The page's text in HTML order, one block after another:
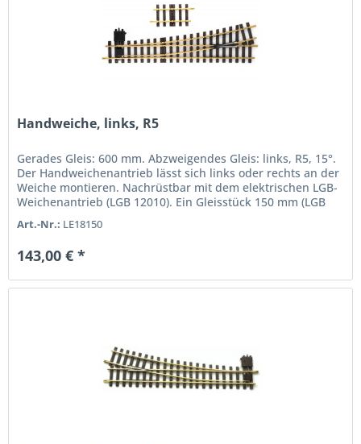
Handweiche, links, R5
Gerades Gleis: 600 mm. Abzweigendes Gleis: links, R5, 15°.
Der Handweichenantrieb lässt sich links oder rechts an der
Weiche montieren. Nachrüstbar mit dem elektrischen LGB-
Weichenantrieb (LGB 12010). Ein Gleisstück 150 mm (LGB
Art.-Nr.: LE18150
143,00 € *